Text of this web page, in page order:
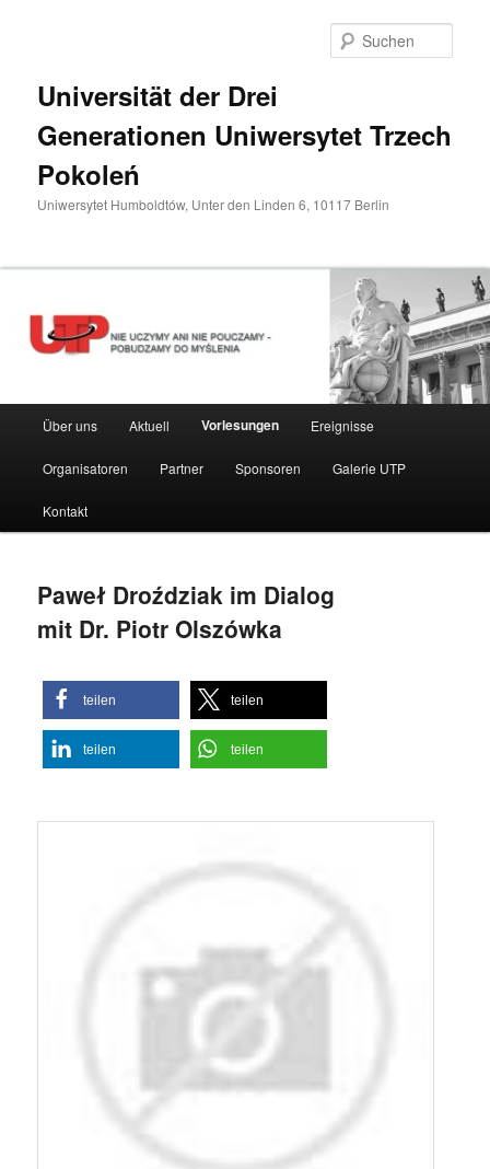
Universität der Drei
Generationen Uniwersytet Trzech
Pokoleń
Uniwersytet Humboldtów, Unter den Linden 6, 10117 Berlin
HauptmenüÜber uns Aktuell Vorlesungen Ereignisse
Organisatoren Partner Sponsoren Galerie UTP
Kontakt
Paweł Droździak im Dialog
mit Dr. Piotr Olszówka
teilen teilen
teilen teilen